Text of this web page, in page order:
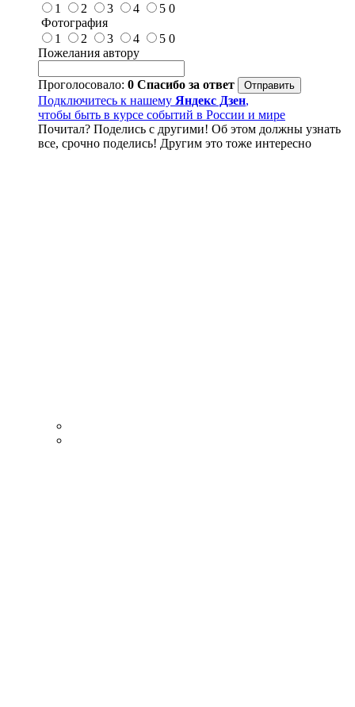
1
2 3 4 5 0
Фотография
1
2 3 4 5 0
Пожелания автору
Проголосовало: 0 Спасибо за ответ
Подключитесь к нашему Яндекс Дзен,
чтобы быть в курсе событий в России и мире
Почитал? Поделись с другими! Об этом должны узнать
все, срочно поделись! Другим это тоже интересно